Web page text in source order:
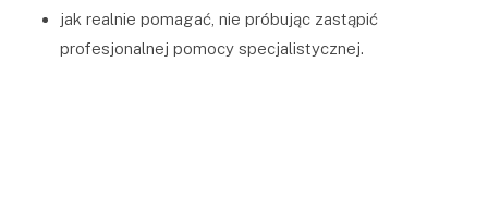
jak realnie pomagać, nie próbując zastąpić
profesjonalnej pomocy specjalistycznej.